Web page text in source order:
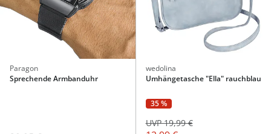
Paragon
Sprechende Armbanduhr
wedolina
Umhängetasche "Ella" rauchblau
35 %
UVP 19,99 €